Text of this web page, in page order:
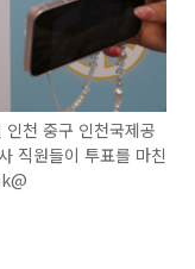
천 중구 인천국제공
직원들이 투표를 마친